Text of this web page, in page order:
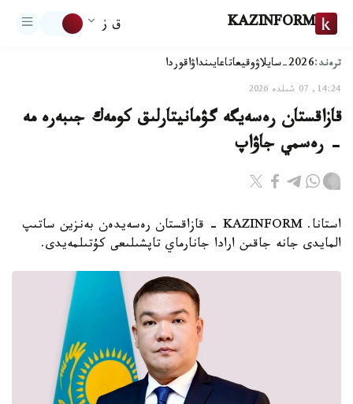
KAZINFORM ق ز
ترەند:2026-سايلاۋ وقيعاتاعايىنداۋاقوردا
14:24, 07 شىلدە 2026
قازاقستان رەسەيگە گۋمانيتارلىق كومەك جىبەرە مە
- رەسمي جاۋاپ
استانا. KAZINFORM - قازاقستان رەسەيدەن بەنزين ساتىپ
المايدى جانە جاقىن ارادا جانارماي تاپشىلىعى كۇتىلمەيدى.